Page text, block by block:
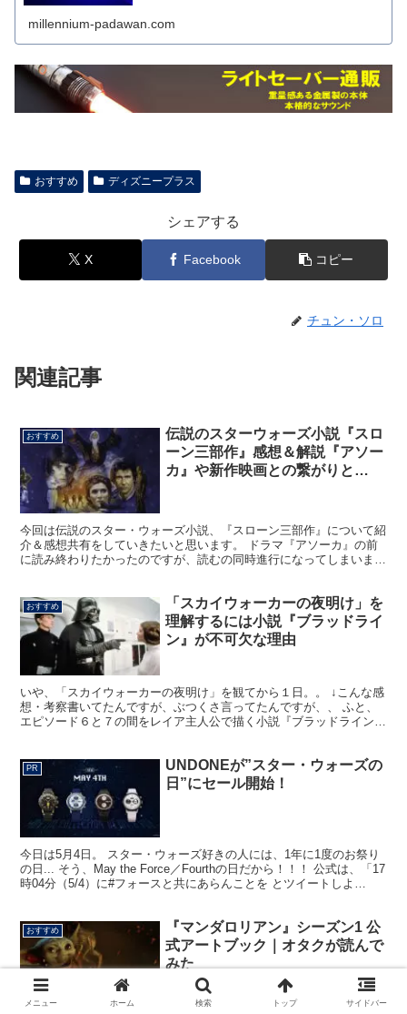
millennium-padawan.com
おすすめ ディズニープラス
シェアする
X Facebook コピー
チュン・ソロ
関連記事
おすすめ
伝説のスターウォーズ小説『スロ
ーン三部作』感想＆解説『アソー
カ』や新作映画との繋がりと
今回は伝説のスター・ウォーズ小説、『スローン三部作』について紹
介＆感想共有をしていきたいと思います。 ドラマ『アソーカ』の前
に読み終わりたかったのですが、読むの同時進行になってしまいまし
おすすめ
「スカイウォーカーの夜明け」を
理解するには小説『ブラッドライ
ン』が不可欠な理由
いや、「スカイウォーカーの夜明け」を観てから１日。。 ↓こんな感
想・考察書いてたんですが、ぶつくさ言ってたんですが、、 ふと、
エピソード６と７の間をレイア主人公で描く小説『ブラッドライン』
PR
UNDONEが”スター・ウォーズの
日”にセール開始！
今日は5月4日。 スター・ウォーズ好きの人には、1年に1度のお祭り
の日... そう、May the Force／Fourthの日だから！！！ 公式は、「17
時04分（5/4）に#フォースと共にあらんことを とツイートしよ
おすすめ
『マンダロリアン』シーズン1 公
式アートブック｜オタクが読んで
みた
メニュー ホーム 検索 トップ サイドバー